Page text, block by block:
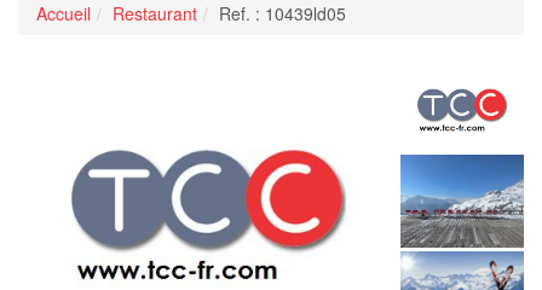
Accueil Restaurant Ref. : 10439ld05